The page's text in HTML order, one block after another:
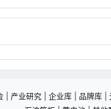
| 产业研究 企业库| 品牌库|